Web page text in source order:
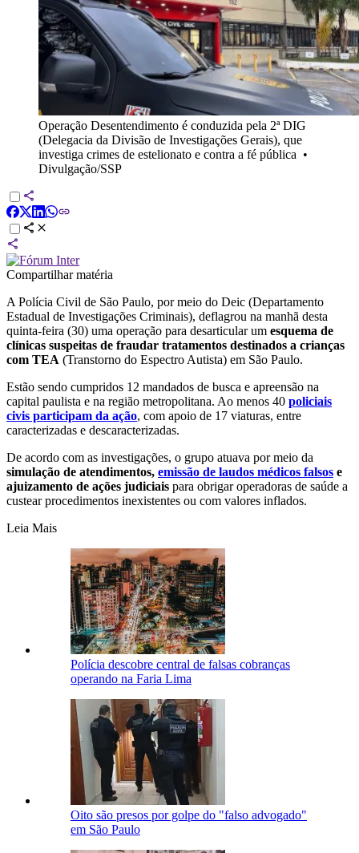
Operação Desentendimento é conduzida pela 2ª DIG
(Delegacia da Divisão de Investigações Gerais), que
investiga crimes de estelionato e contra a fé pública •
Divulgação/SSP
Compartilhar matéria
A Polícia Civil de São Paulo, por meio do Deic (Departamento
Estadual de Investigações Criminais), deflagrou na manhã desta
quinta-feira (30) uma operação para desarticular um esquema de
clínicas suspeitas de fraudar tratamentos destinados a crianças
com TEA (Transtorno do Espectro Autista) em São Paulo.
Estão sendo cumpridos 12 mandados de busca e apreensão na
capital paulista e na região metropolitana. Ao menos 40 policiais
civis participam da ação, com apoio de 17 viaturas, entre
caracterizadas e descaracterizadas.
De acordo com as investigações, o grupo atuava por meio da
simulação de atendimentos, emissão de laudos médicos falsos e
ajuizamento de ações judiciais para obrigar operadoras de saúde a
custear procedimentos inexistentes ou com valores inflados.
Leia Mais
Polícia descobre central de falsas cobranças
operando na Faria Lima
Oito são presos por golpe do "falso advogado"
em São Paulo